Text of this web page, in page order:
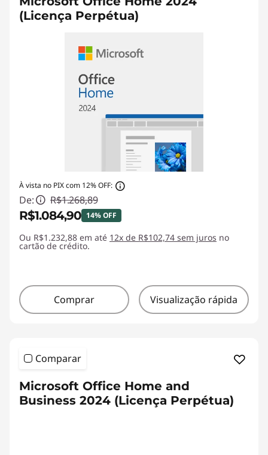
(Licença Perpétua)
À vista no PIX com 12% OFF:
De: R$1.268,89
R$1.084,90 14% OFF
Economias instantâneas :-R$183,99
Ou R$1.232,88 em até 12x de R$102,74 sem juros no
cartão de crédito.
Comprar Visualização rápida
Comparar
Microsoft Office Home and
Business 2024 (Licença Perpétua)